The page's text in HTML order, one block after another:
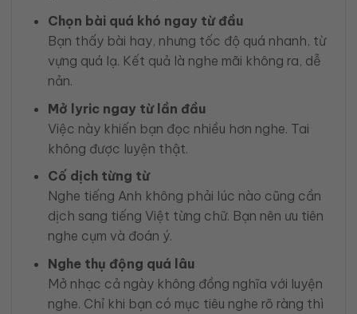
Chọn bài quá khó ngay từ đầu
Bạn thấy bài hay, nhưng tốc độ quá nhanh, từ
vựng quá lạ. Kết quả là nghe mãi không ra, dễ
nản.
Mở lyric ngay từ lần đầu
Việc này khiến bạn đọc nhiều hơn nghe. Tai
không được luyện thật.
Cố dịch từng từ
Nghe tiếng Anh không phải lúc nào cũng cần
dịch sang tiếng Việt từng chữ. Bạn nên ưu tiên
nghe cụm và đoán ý.
Nghe thụ động quá lâu
Mở nhạc cả ngày không đồng nghĩa với luyện
nghe. Chỉ khi bạn có mục tiêu nghe rõ ràng thì